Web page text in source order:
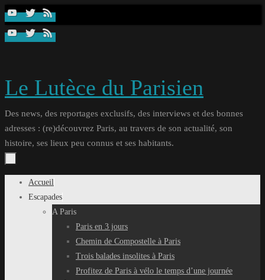
Passer
contenu
Le Lutèce du Parisien
Des news, des reportages exclusifs, des interviews et des bonnes
adresses : (re)découvrez Paris, au travers de son actualité, son
histoire, ses lieux peu connus et ses habitants.
Passer
Accueil
Escapades
A Paris
Paris en 3 jours
Chemin de Compostelle à Paris
Trois balades insolites à Paris
Profitez de Paris à vélo le temps d’une journée